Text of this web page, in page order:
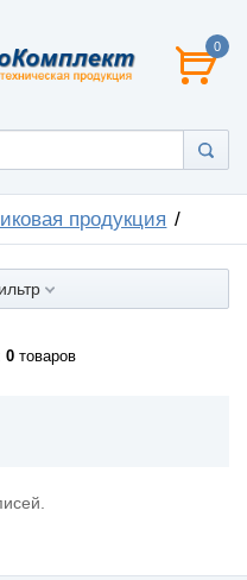
0
продукция
0 товаров